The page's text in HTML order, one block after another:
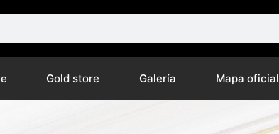
Gold store Galería Mapa oficial